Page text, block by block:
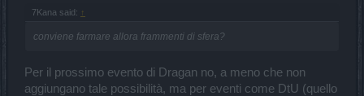
7Kana said: ↑
conviene farmare allora frammenti di sfera?
Per il prossimo evento di Dragan no, a meno che non
aggiungano tale possibilità, ma per eventi come DtU (quello